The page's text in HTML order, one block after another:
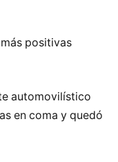
positivas
automovilístico
en coma y quedó